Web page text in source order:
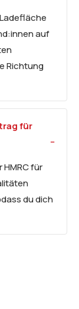
auf
Richtung
für
für
du dich